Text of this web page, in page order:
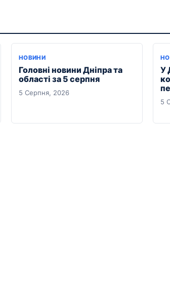
НОВИНИ
Головні новини Дніпра та
області за 5 серпня
5 Серпня, 2026
У
5